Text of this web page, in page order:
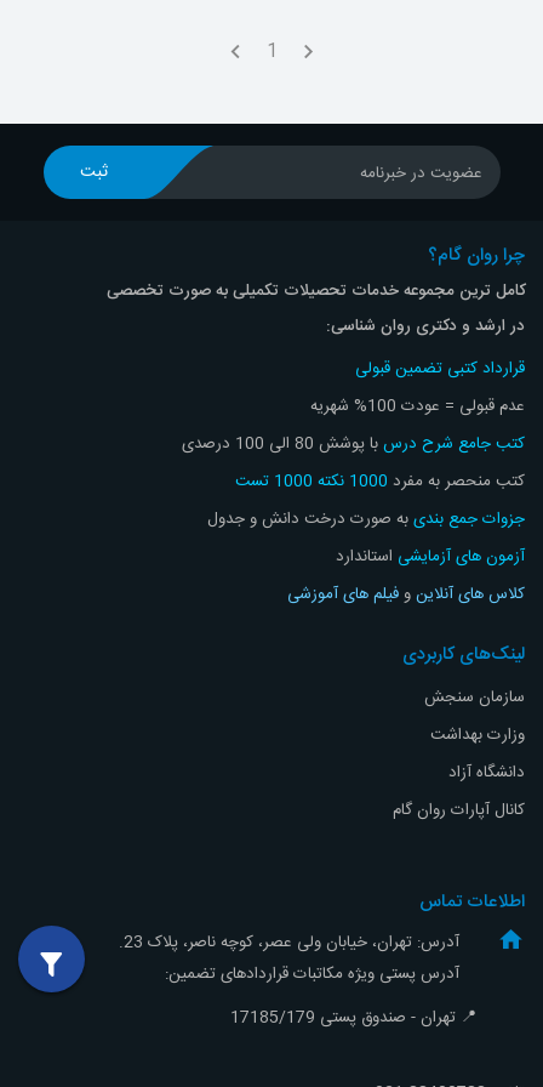
1
عضویت در خبرنامه ثبت
چرا روان گام؟
کامل ترین مجموعه خدمات تحصیلات تکمیلی به صورت تخصصی
در ارشد و دکتری روان شناسی:
قرارداد کتبی تضمین قبولی
عدم قبولی = عودت 100% شهریه
کتب جامع شرح درسبا پوشش 80 الی 100 درصدی
کتب منحصر به مفرد 1000 نکته 1000 تست
جزوات جمع بندیبه صورت درخت دانش و جدول
آزمون های آزمایشی استاندارد
کلاس های آنلاینو فیلم های آموزشی
لینک‌های کاربردی
سازمان سنجش
وزارت بهداشت
دانشگاه آزاد
کانال آپارات روان گام
اطلاعات تماس
آدرس: تهران، خیابان ولی عصر، کوچه ناصر، پلاک 23.
آدرس پستی ویژه مکاتبات قراردادهای تضمین:
📍 تهران - صندوق پستی 17185/179